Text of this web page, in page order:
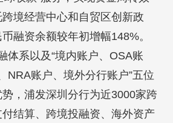
境经营中心和自贸区创新政
融资余额较年初增幅148%。
体系以及“境内账户、OSA账
NRA账户、境外分行账户”五位
，浦发深圳分行为近3000家跨
结算、跨境投融资、海外资产